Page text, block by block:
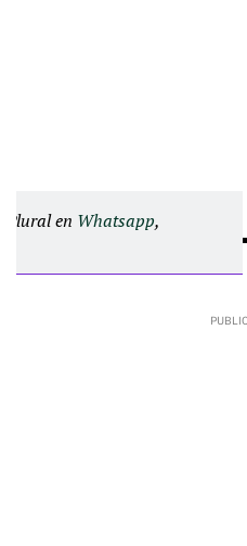
Plural en Whatsapp,